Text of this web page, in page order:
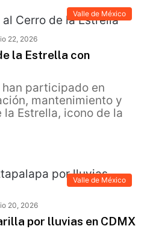
Valle de México
22, 2026
la Estrella con
participado en
mantenimiento y
Estrella, icono de la
Valle de México
20, 2026
por lluvias en CDMX